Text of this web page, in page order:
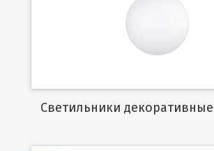
Cветильники декоративные